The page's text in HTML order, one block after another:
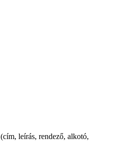
leírás, rendező, alkotó,